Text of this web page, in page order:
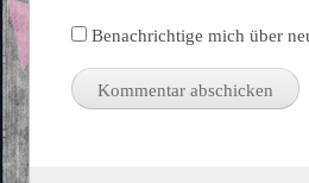
Benachrichtige mich über